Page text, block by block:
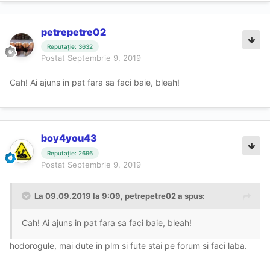
petrepetre02
Reputație: 3632
Postat Septembrie 9, 2019
Cah! Ai ajuns in pat fara sa faci baie, bleah!
boy4you43
Reputație: 2696
Postat Septembrie 9, 2019
La 09.09.2019 la 9:09, petrepetre02 a spus:
Cah! Ai ajuns in pat fara sa faci baie, bleah!
hodorogule, mai dute in plm si fute stai pe forum si faci laba.